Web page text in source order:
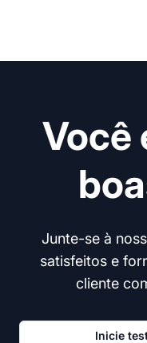
Você
Junte-se à
satisfeitos e
cliente
Inicie